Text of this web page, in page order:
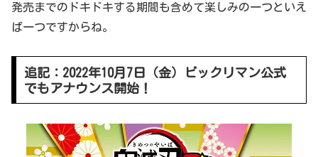
発売までのドキドキする期間も含めて楽しみの一つといえ
ば一つですからね。
追記：2022年10月7日（金）ビックリマン公式
でもアナウンス開始！